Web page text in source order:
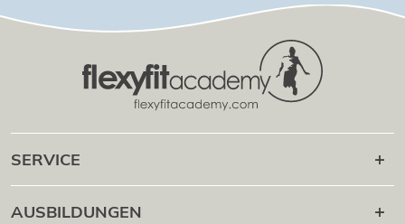
SERVICE
Karriere danach
AUSBILDUNGEN